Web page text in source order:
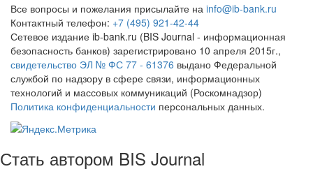
Все вопросы и пожелания присылайте на info@ib-bank.ru
Контактный телефон: +7 (495) 921-42-44
Сетевое издание ib-bank.ru (BIS Journal - информационная
безопасность банков) зарегистрировано 10 апреля 2015г.,
свидетельство ЭЛ № ФС 77 - 61376 выдано Федеральной
службой по надзору в сфере связи, информационных
технологий и массовых коммуникаций (Роскомнадзор)
Политика конфиденциальности персональных данных.
Стать автором BIS Journal